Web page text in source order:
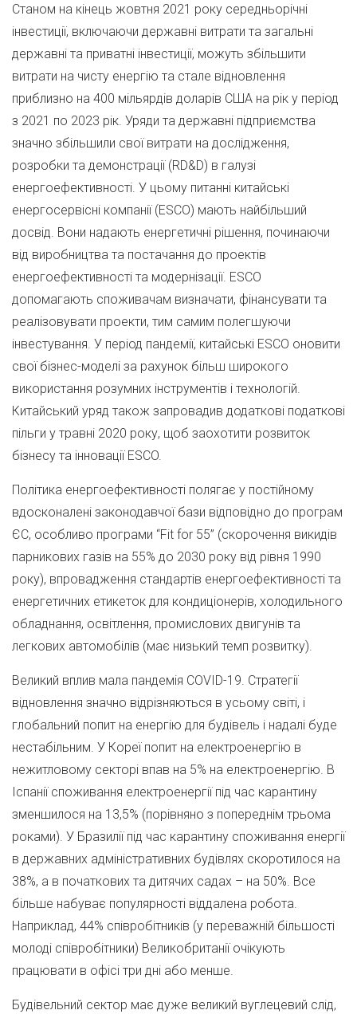
Станом на кінець жовтня 2021 року середньорічні
інвестиції, включаючи державні витрати та загальні
державні та приватні інвестиції, можуть збільшити
витрати на чисту енергію та стале відновлення
приблизно на 400 мільярдів доларів США на рік у період
з 2021 по 2023 рік. Уряди та державні підприємства
значно збільшили свої витрати на дослідження,
розробки та демонстрації (RD&D) в галузі
енергоефективності. У цьому питанні китайські
енергосервісні компанії (ESCO) мають найбільший
досвід. Вони надають енергетичні рішення, починаючи
від виробництва та постачання до проектів
енергоефективності та модернізації. ESCO
допомагають споживачам визначати, фінансувати та
реалізовувати проекти, тим самим полегшуючи
інвестування. У період пандемії, китайські ESCO оновити
свої бізнес-моделі за рахунок більш широкого
використання розумних інструментів і технологій.
Китайський уряд також запровадив додаткові податкові
пільги у травні 2020 року, щоб заохотити розвиток
бізнесу та інновації ESCO.
Політика енергоефективності полягає у постійному
вдосконалені законодавчої бази відповідно до програм
ЄС, особливо програми “Fit for 55” (скорочення викидів
парникових газів на 55% до 2030 року від рівня 1990
року), впровадження стандартів енергоефективності та
енергетичних етикеток для кондиціонерів, холодильного
обладнання, освітлення, промислових двигунів та
легкових автомобілів (має низький темп розвитку).
Великий вплив мала пандемія COVID-19. Стратегії
відновлення значно відрізняються в усьому світі, і
глобальний попит на енергію для будівель і надалі буде
нестабільним. У Кореї попит на електроенергію в
нежитловому секторі впав на 5% на електроенергію. В
Іспанії споживання електроенергії під час карантину
зменшилося на 13,5% (порівняно з попереднім трьома
роками). У Бразилії під час карантину споживання енергії
в державних адміністративних будівлях скоротилося на
38%, а в початкових та дитячих садах – на 50%. Все
більше набуває популярності віддалена робота.
Наприклад, 44% співробітників (у переважній більшості
молоді співробітники) Великобританії очікують
працювати в офісі три дні або менше.
Будівельний сектор має дуже великий вуглецевий слід,